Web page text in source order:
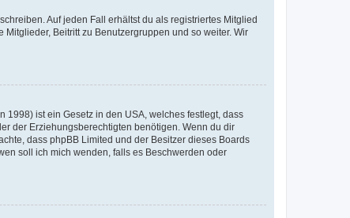
Auf jeden Fall erhältst du als registriertes Mitglied
Beitritt zu Benutzergruppen und so weiter. Wir
1998) ist ein Gesetz in den USA, welches festlegt, dass
der Erziehungsberechtigten benötigen. Wenn du dir
dass phpBB Limited und der Besitzer dieses Boards
soll ich mich wenden, falls es Beschwerden oder